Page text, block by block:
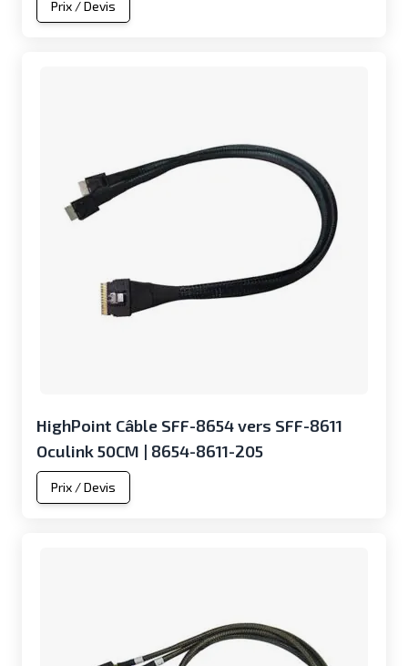
Prix / Devis
HighPoint Câble SFF-8654 vers SFF-8611
Oculink 50CM | 8654-8611-205
Prix / Devis